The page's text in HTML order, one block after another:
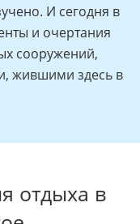
И сегодня в
и очертания
сооружений,
жившими здесь в
отдыха в